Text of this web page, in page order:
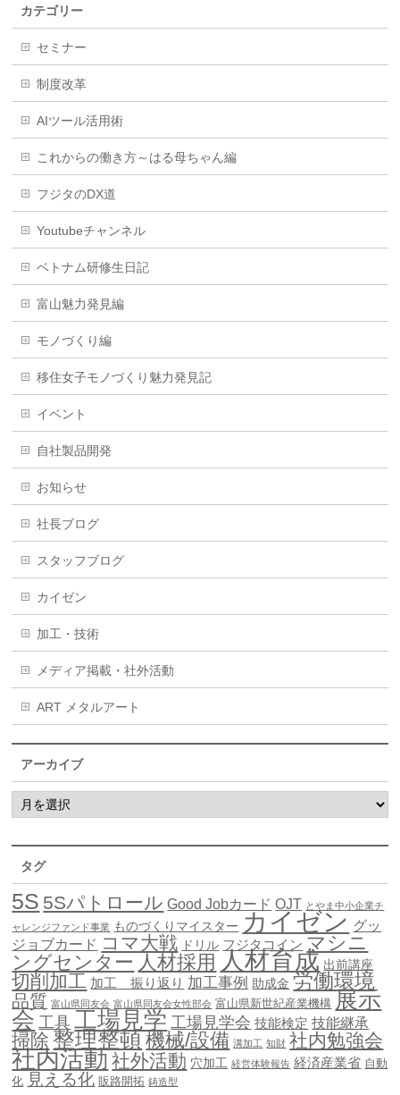
カテゴリー
セミナー
制度改革
AIツール活用術
これからの働き方～はる母ちゃん編
フジタのDX道
Youtubeチャンネル
ベトナム研修生日記
富山魅力発見編
モノづくり編
移住女子モノづくり魅力発見記
イベント
自社製品開発
お知らせ
社長ブログ
スタッフブログ
カイゼン
加工・技術
メディア掲載・社外活動
ART メタルアート
アーカイブ
タグ
5S 5Sパトロール Good Jobカード OJT とやま中小企業チ
ャレンジファンド事業 ものづくりマイスター カイゼン グッ
ジョブカード コマ大戦 ドリル フジタコイン マシニ
ングセンター 人材採用 人材育成 出前講座
切削加工 加工 振り返り 加工事例 助成金 労働環境
品質 富山県同友会 富山県同友会女性部会 富山県新世紀産業機構 展示
会 工具 工場見学 工場見学会 技能検定 技能継承
掃除 整理整頓機械/設備 溝加工 知財 社内勉強会
社内活動社外活動 穴加工 経営体験報告 経済産業省 自動
化 見える化 販路開拓 鋳造型